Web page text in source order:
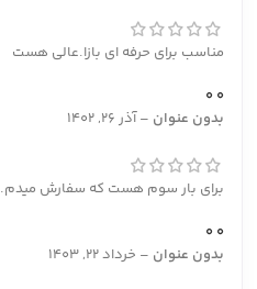
مناسب برای حرفه ای بازا.عالی هست
0
0
بدون عنوان –آذر 26, 1402
برای بار سوم هست که سفارش میدم.
0
0
بدون عنوان – خرداد 22, 1403